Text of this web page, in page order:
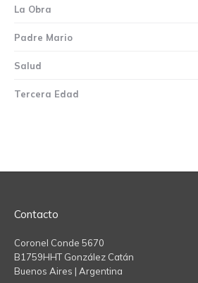
La Obra
Padre Mario
Salud
Tercera Edad
Contacto
Coronel Conde 5670
B1759HHT González Catán
Buenos Aires | Argentina